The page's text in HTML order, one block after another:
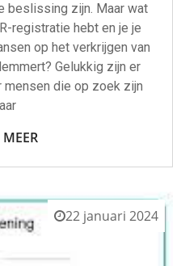
beslissing zijn. Maar wat
registratie hebt en je je
op het verkrijgen van
Gelukkig zijn er
die op zoek zijn
MEER
22 januari 2024